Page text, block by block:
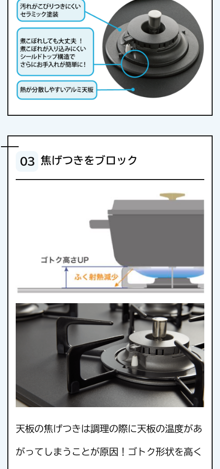
03 焦げつきをブロック
天板の焦げつきは調理の際に天板の温度があ
がってしまうことが原因！ゴトク形状を高く